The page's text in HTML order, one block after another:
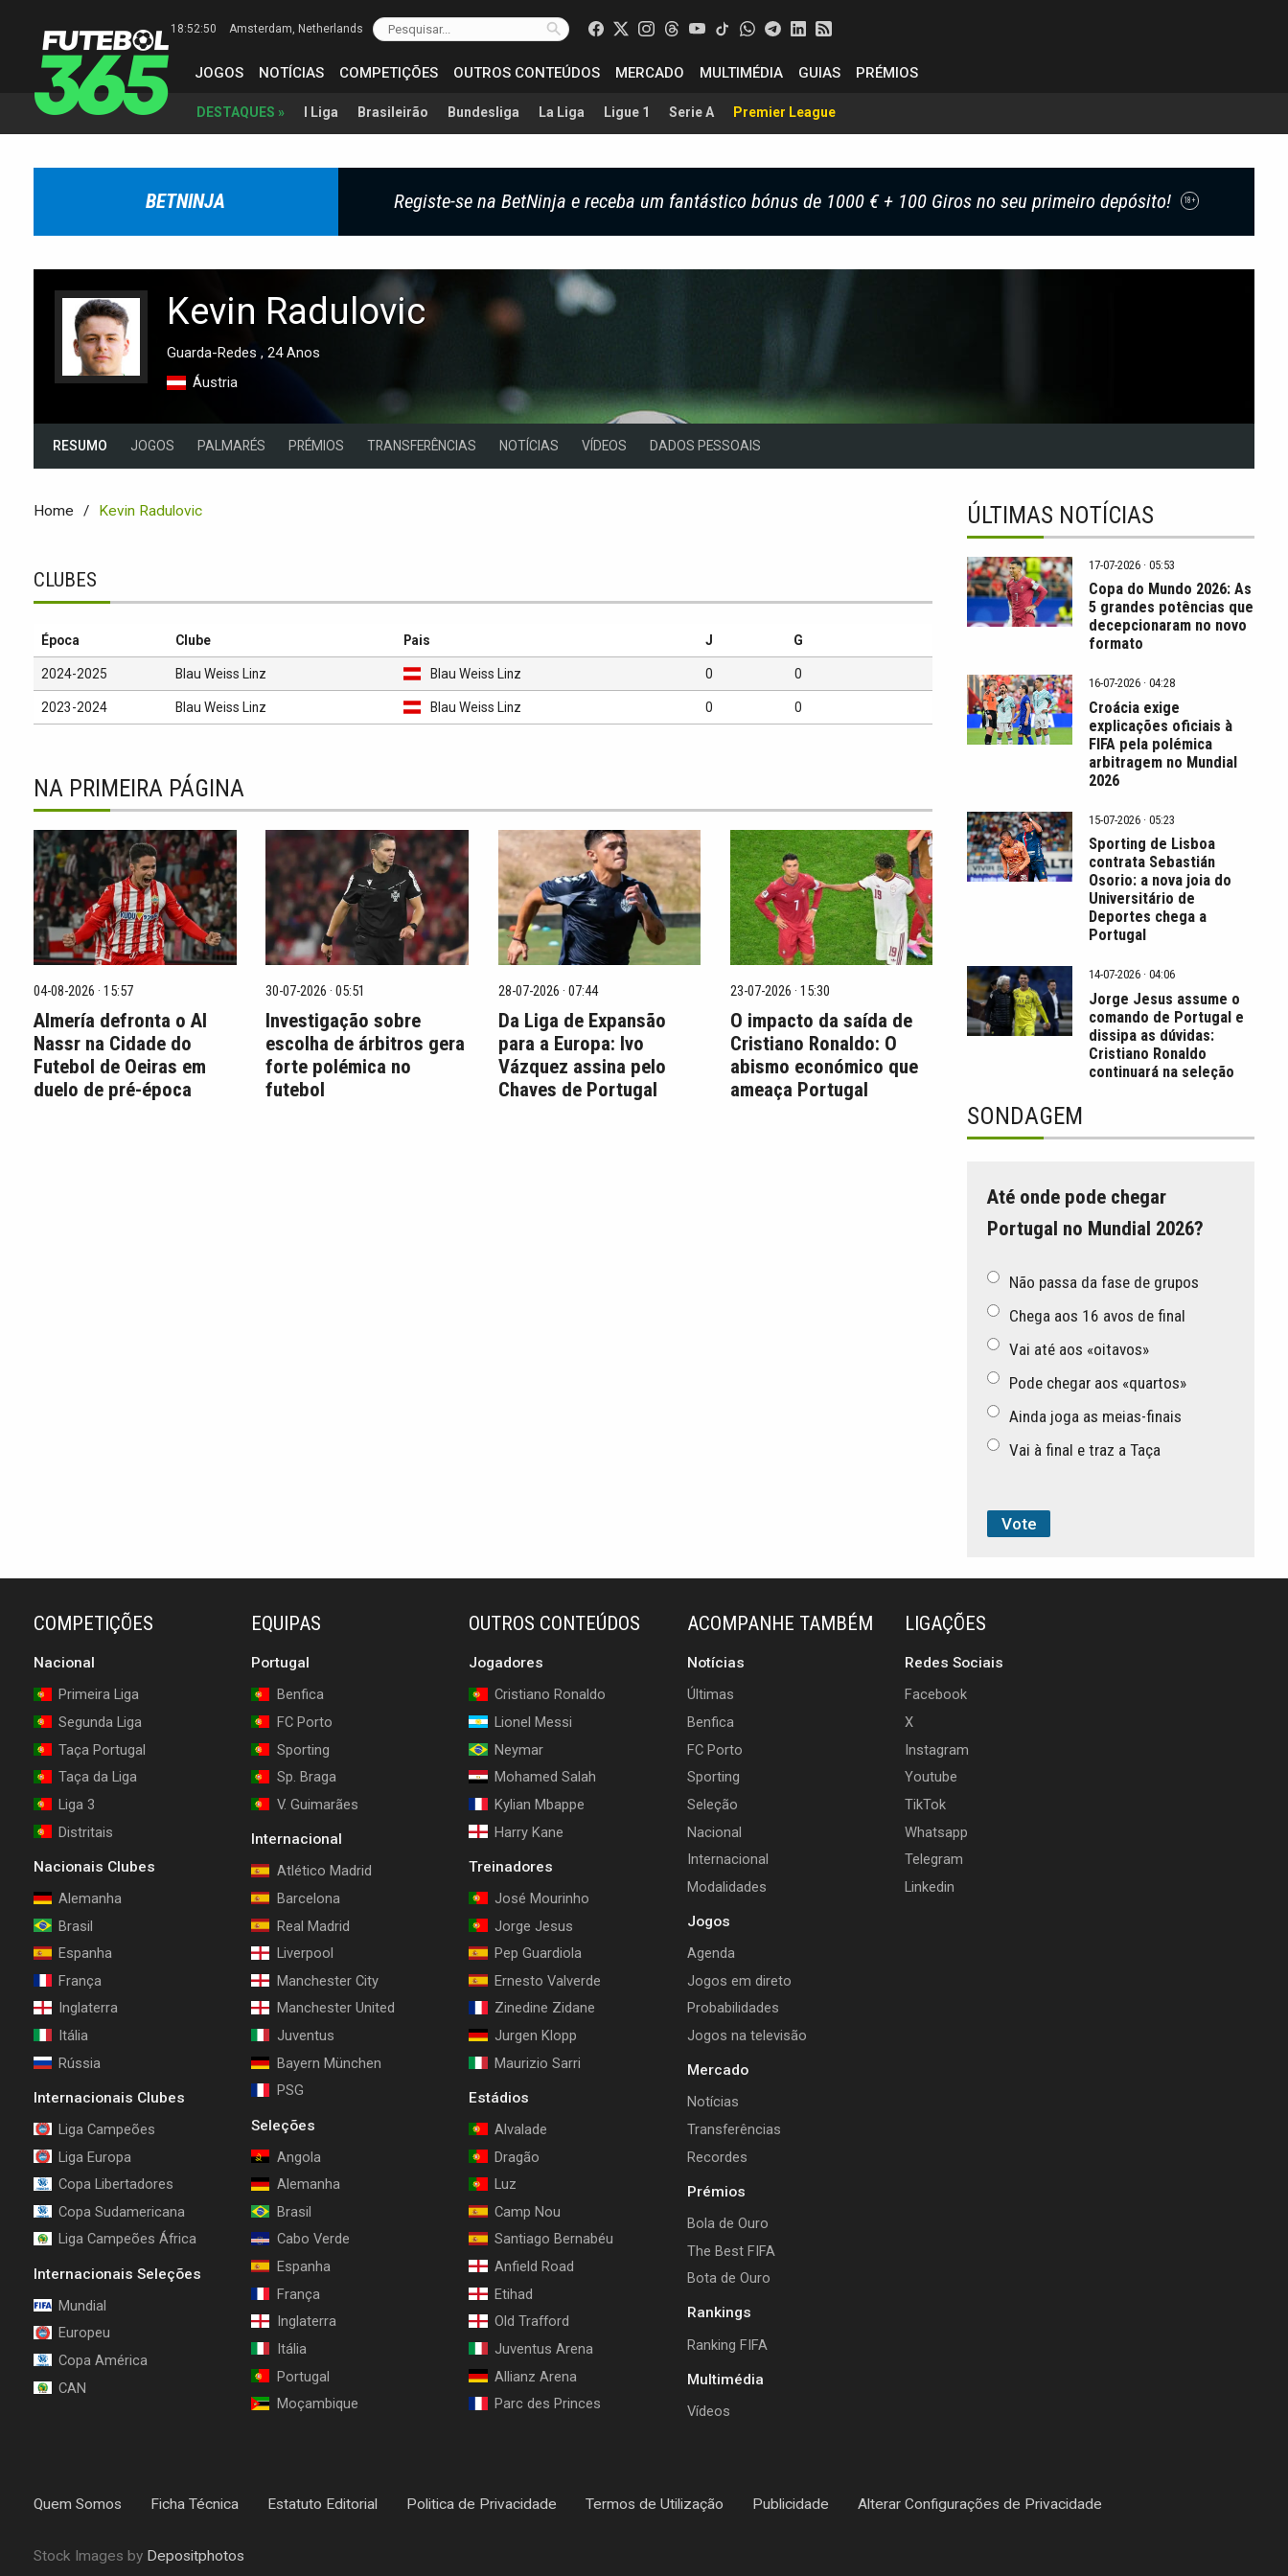
18:52:51 Amsterdam, Netherlands
JOGOS NOTÍCIAS COMPETIÇÕES OUTROS CONTEÚDOS MERCADO MULTIMÉDIA GUIAS PRÉMIOS
DESTAQUES » I Liga Brasileirão Bundesliga La Liga Ligue 1 Serie A Premier League
BETNINJA Registe-se na BetNinja e receba um fantástico bónus de 1000 € + 100 Giros no seu primeiro depósito! 18+
Kevin Radulovic
Guarda-Redes , 24 Anos
Áustria
RESUMO JOGOS PALMARÉS PRÉMIOS TRANSFERÊNCIAS NOTÍCIAS VÍDEOS DADOS PESSOAIS
Home Kevin Radulovic
CLUBES
Época Clube Pais J G
2024-2025 Blau Weiss Linz Blau Weiss Linz 0 0
2023-2024 Blau Weiss Linz Blau Weiss Linz 0 0
NA PRIMEIRA PÁGINA
04-08-2026 · 15:57
Almería defronta o Al
Nassr na Cidade do
Futebol de Oeiras em
duelo de pré-época
30-07-2026 · 05:51
Investigação sobre
escolha de árbitros gera
forte polémica no
futebol
28-07-2026 · 07:44
Da Liga de Expansão
para a Europa: Ivo
Vázquez assina pelo
Chaves de Portugal
23-07-2026 · 15:30
O impacto da saída de
Cristiano Ronaldo: O
abismo económico que
ameaça Portugal
ÚLTIMAS NOTÍCIAS
17-07-2026 · 05:53
Copa do Mundo 2026: As
5 grandes potências que
decepcionaram no novo
formato
16-07-2026 · 04:28
Croácia exige
explicações oficiais à
FIFA pela polémica
arbitragem no Mundial
2026
15-07-2026 · 05:23
Sporting de Lisboa
contrata Sebastián
Osorio: a nova joia do
Universitário de
Deportes chega a
Portugal
14-07-2026 · 04:06
Jorge Jesus assume o
comando de Portugal e
dissipa as dúvidas:
Cristiano Ronaldo
continuará na seleção
SONDAGEM
Até onde pode chegar
Portugal no Mundial 2026?
Não passa da fase de grupos
Chega aos 16 avos de final
Vai até aos «oitavos»
Pode chegar aos «quartos»
Ainda joga as meias-finais
Vai à final e traz a Taça
COMPETIÇÕES
Nacional
Primeira Liga
Segunda Liga
Taça Portugal
Taça da Liga
Liga 3
Distritais
Nacionais Clubes
Alemanha
Brasil
Espanha
França
Inglaterra
Itália
Rússia
Internacionais Clubes
Liga Campeões
Liga Europa
Copa Libertadores
Copa Sudamericana
Liga Campeões África
Internacionais Seleções
Mundial
Europeu
Copa América
CAN
EQUIPAS
Portugal
Benfica
FC Porto
Sporting
Sp. Braga
V. Guimarães
Internacional
Atlético Madrid
Barcelona
Real Madrid
Liverpool
Manchester City
Manchester United
Juventus
Bayern München
PSG
Seleções
Angola
Alemanha
Brasil
Cabo Verde
Espanha
França
Inglaterra
Itália
Portugal
Moçambique
OUTROS CONTEÚDOS
Jogadores
Cristiano Ronaldo
Lionel Messi
Neymar
Mohamed Salah
Kylian Mbappe
Harry Kane
Treinadores
José Mourinho
Jorge Jesus
Pep Guardiola
Ernesto Valverde
Zinedine Zidane
Jurgen Klopp
Maurizio Sarri
Estádios
Alvalade
Dragão
Luz
Camp Nou
Santiago Bernabéu
Anfield Road
Etihad
Old Trafford
Juventus Arena
Allianz Arena
Parc des Princes
ACOMPANHE TAMBÉM
Notícias
Últimas
Benfica
FC Porto
Sporting
Seleção
Nacional
Internacional
Modalidades
Jogos
Agenda
Jogos em direto
Probabilidades
Jogos na televisão
Mercado
Notícias
Transferências
Recordes
Prémios
Bola de Ouro
The Best FIFA
Bota de Ouro
Rankings
Ranking FIFA
Multimédia
Vídeos
LIGAÇÕES
Redes Sociais
Facebook
X
Instagram
Youtube
TikTok
Whatsapp
Telegram
Linkedin
Quem Somos Ficha Técnica Estatuto Editorial Politica de Privacidade Termos de Utilização Publicidade Alterar Configurações de Privacidade
Stock Images by Depositphotos